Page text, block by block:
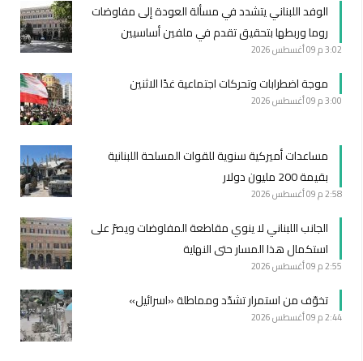
الوفد اللبناني يتشدد في مسألة العودة إلى مفاوضات
روما وربطها بتحقيق تقدم في ملفين أساسيين
3:02 م 09 أغسطس 2026
موجة اضطرابات وتحركات اجتماعية غدًا الاثنين
3:00 م 09 أغسطس 2026
مساعدات أميركية سنوية للقوات المسلحة اللبنانية
بقيمة 200 مليون دولار
2:58 م 09 أغسطس 2026
الجانب اللبناني لا ينوي مقاطعة المفاوضات ويصرّ على
استكمال هذا المسار حتى النهاية
2:55 م 09 أغسطس 2026
تخوّف من استمرار تشدّد ومماطلة «اسرائيل»
2:44 م 09 أغسطس 2026